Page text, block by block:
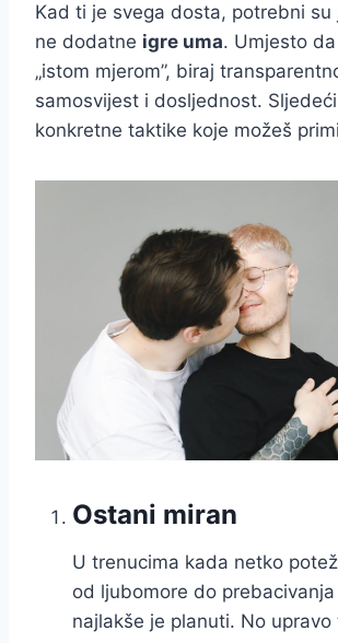
Kad ti je svega dosta, potrebni su
ne dodatne igre uma. Umjesto
„istom mjerom”, biraj
samosvijest i dosljednost.
konkretne taktike koje možeš
Ostani miran
U trenucima kada netko
od ljubomore do
najlakše je planuti. No upravo